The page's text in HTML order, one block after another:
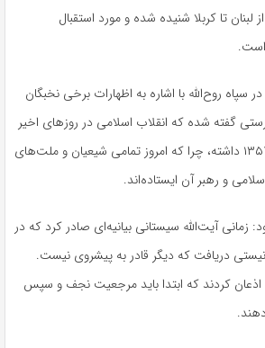
لبنان تا کربلا شنیده شده و مورد استقبال
است.
سپاه روح‌الله با اشاره به اظهارات برخی نخبگان
گفته شده که انقلاب اسلامی در روزهای اخیر
تأثیری عمیق‌تر از انقلاب ۱۳۵۷ داشته، چرا که امروز تمامی شیعیان و ملت‌های
و رهبر آن ایستاده‌اند.
زمانی آیت‌الله سیستانی بیانیه‌ای صادر کرد که در
دریافت که دیگر قادر به پیشروی نیست.
کردند که ابتدا باید مرجعیت نجف و سپس